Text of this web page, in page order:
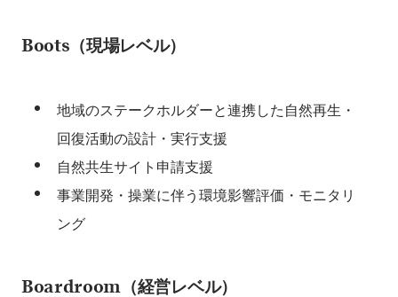
Boots（現場レベル）
地域のステークホルダーと連携した自然再生・
回復活動の設計・実行支援
自然共生サイト申請支援
事業開発・操業に伴う環境影響評価・モニタリ
ング
Boardroom（経営レベル）